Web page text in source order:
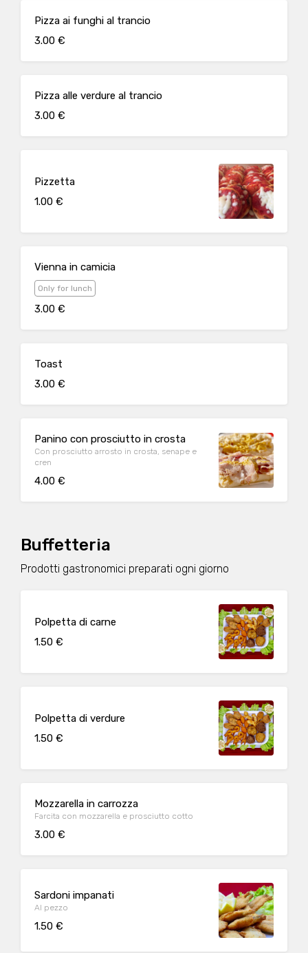
Pizza ai funghi al trancio
3.00 €
Pizza alle verdure al trancio
3.00 €
Pizzetta
1.00 €
Vienna in camicia
Only for lunch
3.00 €
Toast
3.00 €
Panino con prosciutto in crosta
Con prosciutto arrosto in crosta, senape e
cren
4.00 €
Buffetteria
Prodotti gastronomici preparati ogni giorno
Polpetta di carne
1.50 €
Polpetta di verdure
1.50 €
Mozzarella in carrozza
Farcita con mozzarella e prosciutto cotto
3.00 €
Sardoni impanati
Al pezzo
1.50 €